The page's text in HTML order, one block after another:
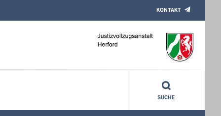
KONTAKT
SUCHE